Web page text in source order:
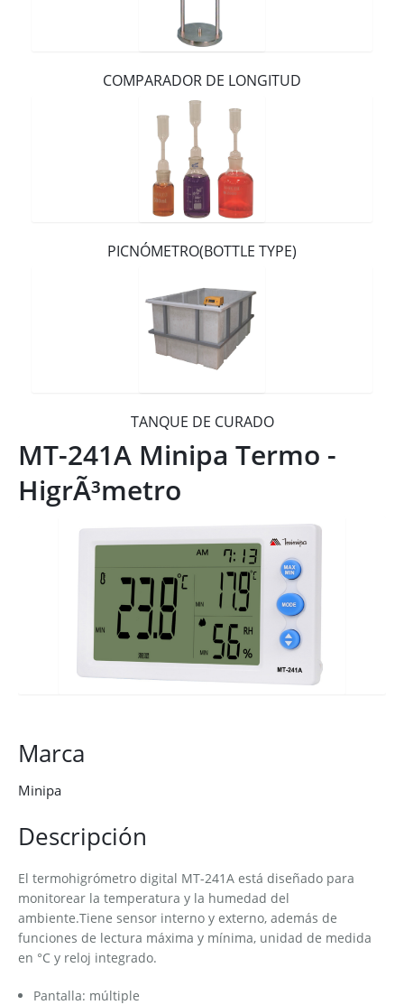
COMPARADOR DE LONGITUD
PICNÓMETRO(BOTTLE TYPE)
TANQUE DE CURADO
MT-241A Minipa Termo -
HigrÃ³metro
Marca
Minipa
Descripción
El termohigrómetro digital MT-241A está diseñado para
monitorear la temperatura y la humedad del
ambiente.Tiene sensor interno y externo, además de
funciones de lectura máxima y mínima, unidad de medida
en °C y reloj integrado.
Pantalla: múltiple